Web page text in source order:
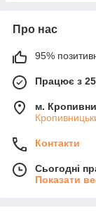
Про нас
95%
Працює з
м.
Контакти
Сьогодні
Показати